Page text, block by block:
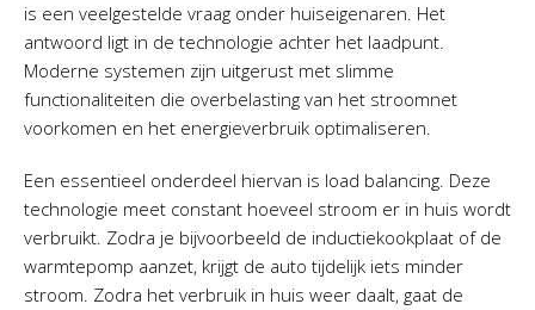
is een veelgestelde vraag onder huiseigenaren. Het
antwoord ligt in de technologie achter het laadpunt.
Moderne systemen zijn uitgerust met slimme
functionaliteiten die overbelasting van het stroomnet
voorkomen en het energieverbruik optimaliseren.
Een essentieel onderdeel hiervan is load balancing. Deze
technologie meet constant hoeveel stroom er in huis wordt
verbruikt. Zodra je bijvoorbeeld de inductiekookplaat of de
warmtepomp aanzet, krijgt de auto tijdelijk iets minder
stroom. Zodra het verbruik in huis weer daalt, gaat de